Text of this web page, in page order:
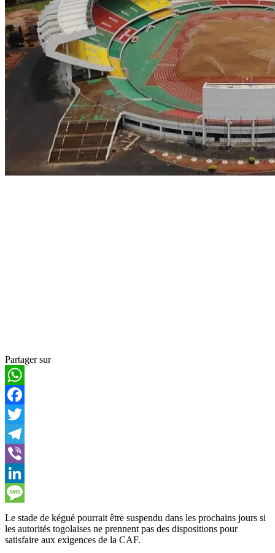
Partager sur
WhatsApp
Facebook
Twitter
Telegram
Viber
LinkedIn
Message
Le stade de kégué pourrait être suspendu dans les prochains jours si
les autorités togolaises ne prennent pas des dispositions pour
satisfaire aux exigences de la CAF.